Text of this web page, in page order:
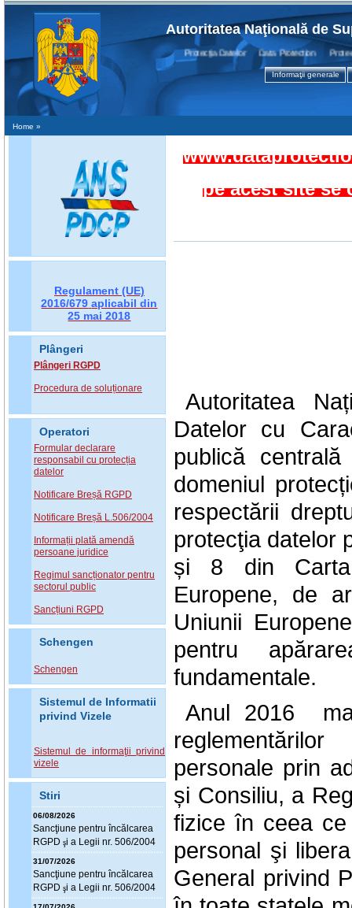
Autoritatea Naţională de
Protecţia Datelor Data Protection Protection
Informaţii generale
Home »
Regulament (UE)
2016/679 aplicabil din
25 mai 2018
Plângeri
Plângeri RGPD
Procedura de soluționare
Operatori
Formular declarare
responsabil cu protecția
datelor
Notificare Breșă RGPD
Notificare Breșă L.506/2004
Informații plată amendă
persoane juridice
Regimul sancționator pentru
sectorul public
Sancțiuni RGPD
Schengen
Schengen
Sistemul de Informatii
privind Vizele
Sistemul de informaţii privind
vizele
Stiri
06/08/2026
Sancţiune pentru încălcarea
RGPD şi a Legii nr. 506/2004
31/07/2026
Sancţiune pentru încălcarea
RGPD şi a Legii nr. 506/2004
pe acest site se
Autoritatea
Datelor cu
publică
domeniul
respectării
protecţia datelor
și 8 din Carta
Europene, de
Uniunii
pentru
fundamentale.
Anul 2016
personale prin
și Consiliu, a
fizice în ceea
personal şi
General privind